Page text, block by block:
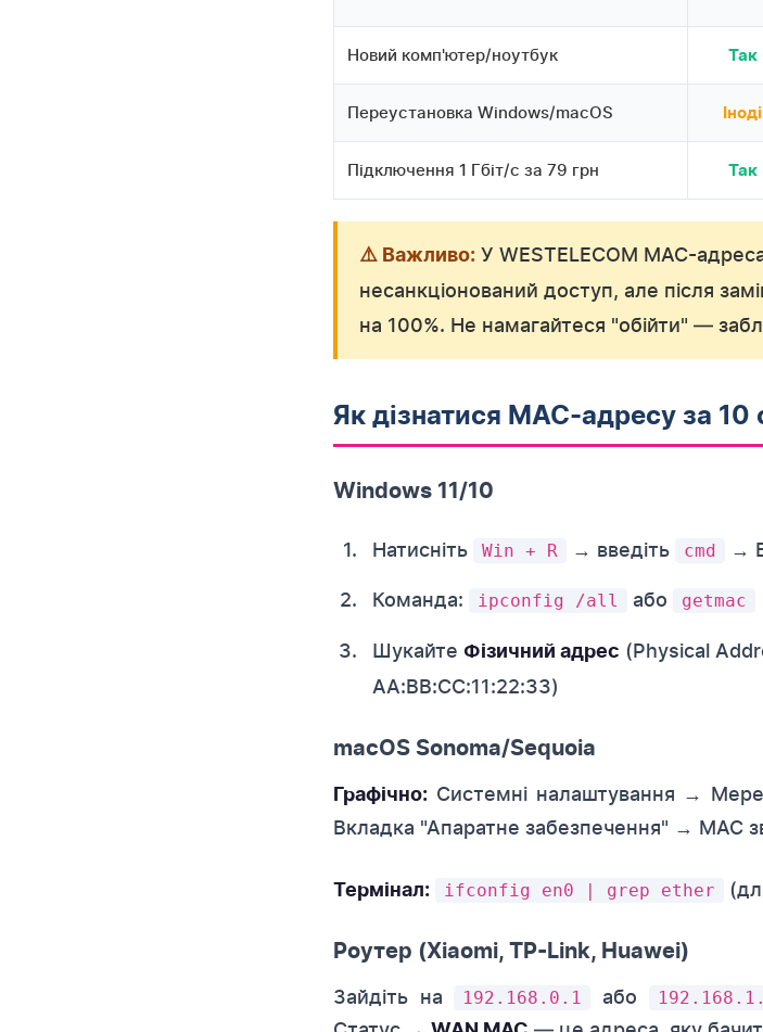
Новий комп'ютер/ноутбук Так
Переустановка Windows/macOS Іноді
Підключення 1 Гбіт/с за 79 грн Так
⚠️ Важливо: У WESTELECOM MAC-
несанкціонований доступ, але після
на 100%. Не намагайтеся "обійти" —
Як дізнатися MAC-адресу за 10
Windows 11/10
Натисніть Win + R → введіть cmd →
Команда: ipconfig /all або getmac
Шукайте Фізичний адрес (Physical
AA:BB:CC:11:22:33)
macOS Sonoma/Sequoia
Графічно: Системні налаштування →
Вкладка "Апаратне забезпечення" → MAC
Термінал: ifconfig en0 | grep ether
Роутер (Xiaomi, TP-Link, Huawei)
Зайдіть на 192.168.0.1 або